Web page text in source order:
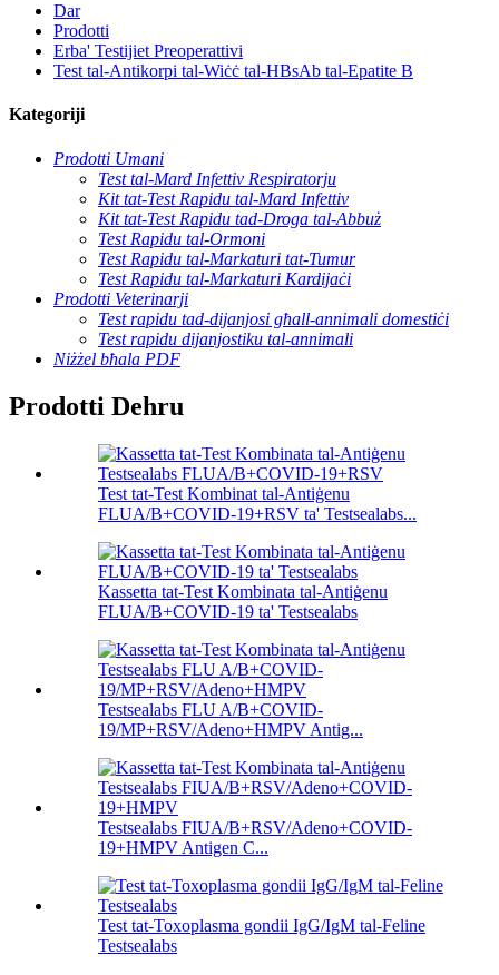
Dar
Prodotti
Erba' Testijiet Preoperattivi
Test tal-Antikorpi tal-Wiċċ tal-HBsAb tal-Epatite B
Kategoriji
Prodotti Umani
Test tal-Mard Infettiv Respiratorju
Kit tat-Test Rapidu tal-Mard Infettiv
Kit tat-Test Rapidu tad-Droga tal-Abbuż
Test Rapidu tal-Ormoni
Test Rapidu tal-Markaturi tat-Tumur
Test Rapidu tal-Markaturi Kardijaċi
Prodotti Veterinarji
Test rapidu tad-dijanjosi għall-annimali domestiċi
Test rapidu dijanjostiku tal-annimali
Niżżel bħala PDF
Prodotti Dehru
Test tat-Test Kombinat tal-Antiġenu
FLUA/B+COVID-19+RSV ta' Testsealabs...
Kassetta tat-Test Kombinata tal-Antiġenu
FLUA/B+COVID-19 ta' Testsealabs
Testsealabs FLU A/B+COVID-
19/MP+RSV/Adeno+HMPV Antig...
Testsealabs FIUA/B+RSV/Adeno+COVID-
19+HMPV Antigen C...
Test tat-Toxoplasma gondii IgG/IgM tal-Feline
Testsealabs